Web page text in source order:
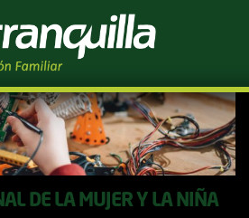
herramientas
NASA
DE LA MUJER Y LA NIÑA